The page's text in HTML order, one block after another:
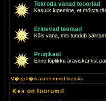
Tokroda vanad teooriad
Kasulik lugemine, et mõista
Erinevad teemad
Kõik vana, mis tundub
Prügikast
Enne lõplikku äraviskamist
M�rgi k�ik alafoorumid loetuks
Kes on foorumil